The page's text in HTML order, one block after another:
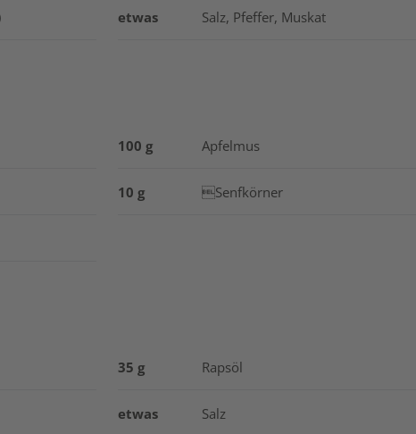
etwas Salz, Pfeffer, Muskat
100 g Apfelmus
10 g Senfkörner
35 g Rapsöl
etwas Salz